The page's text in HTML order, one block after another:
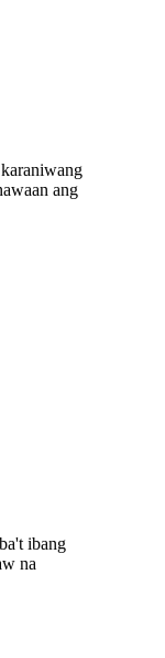
ang
ibang
na